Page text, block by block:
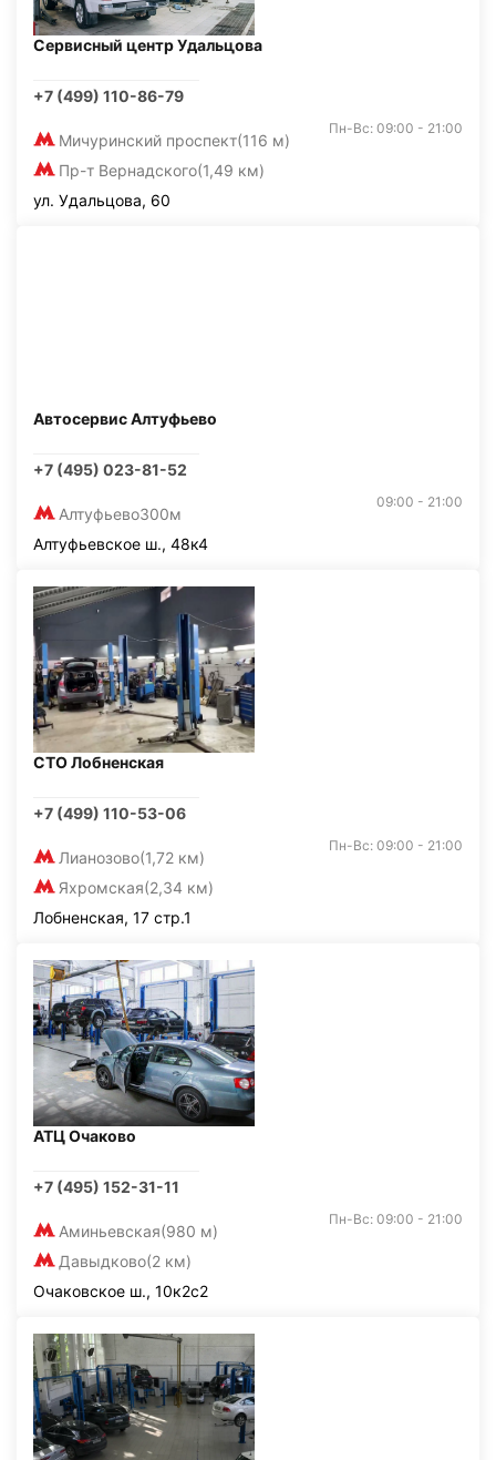
Сервисный центр Удальцова
+7 (499) 110-86-79
Мичуринский проспект(116 м)
Пр-т Вернадского(1,49 км)
Пн-Вс: 09:00 - 21:00
ул. Удальцова, 60
Автосервис Алтуфьево
+7 (495) 023-81-52
Алтуфьево300м
09:00 - 21:00
Алтуфьевское ш., 48к4
СТО Лобненская
+7 (499) 110-53-06
Лианозово(1,72 км)
Яхромская(2,34 км)
Пн-Вс: 09:00 - 21:00
Лобненская, 17 стр.1
АТЦ Очаково
+7 (495) 152-31-11
Аминьевская(980 м)
Давыдково(2 км)
Пн-Вс: 09:00 - 21:00
Очаковское ш., 10к2с2